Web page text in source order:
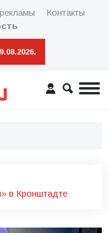
Контакты
в Кронштадте